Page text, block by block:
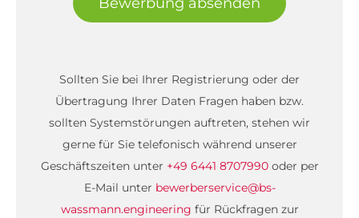
Sollten Sie bei Ihrer Registrierung oder der
Übertragung Ihrer Daten Fragen haben bzw.
sollten Systemstörungen auftreten, stehen wir
gerne für Sie telefonisch während unserer
Geschäftszeiten unter +49 6441 8707990oder per
E-Mail unter bewerberservice@bs-
wassmann.engineering für Rückfragen zur